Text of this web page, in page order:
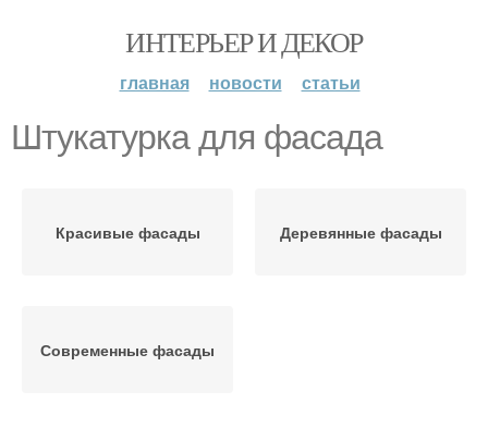
ИНТЕРЬЕР И ДЕКОР
главная новости статьи
Штукатурка для фасада
Красивые фасады Деревянные фасады
Современные фасады